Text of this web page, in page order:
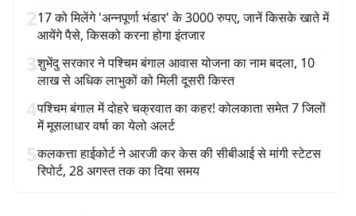
217 को मिलेंगे 'अन्नपूर्णा भंडार' के 3000 रुपए, जानें किसके खाते में
आयेंगे पैसे, किसको करना होगा इंतजार
3शुभेंदु सरकार ने पश्चिम बंगाल आवास योजना का नाम बदला, 10
लाख से अधिक लाभुकों को मिली दूसरी किस्त
4पश्चिम बंगाल में दोहरे चक्रवात का कहर! कोलकाता समेत 7 जिलों
में मूसलाधार वर्षा का येलो अलर्ट
5कलकत्ता हाईकोर्ट ने आरजी कर केस की सीबीआई से मांगी स्टेटस
रिपोर्ट, 28 अगस्त तक का दिया समय